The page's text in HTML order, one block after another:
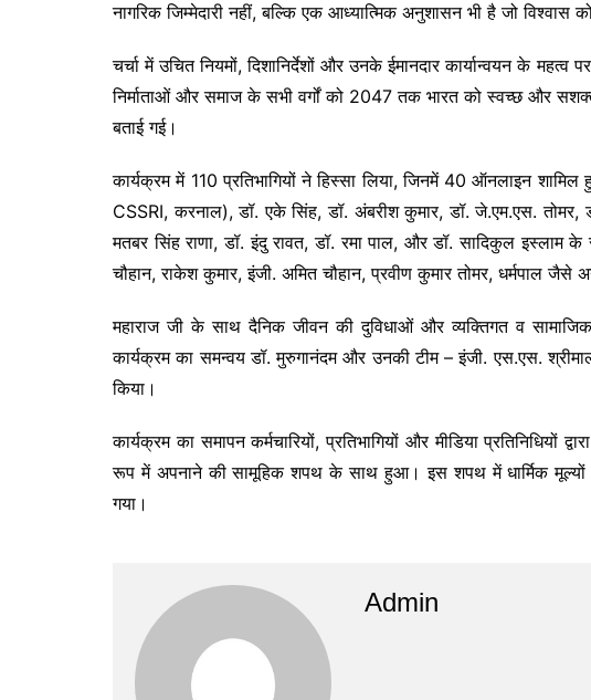
नागरिक जिम्मेदारी नहीं, बल्कि एक आध्यात्मिक अनुशासन भी है जो विश्वास
चर्चा में उचित नियमों, दिशानिर्देशों और उनके ईमानदार कार्यान्वयन के महत्व
निर्माताओं और समाज के सभी वर्गों को 2047 तक भारत को स्वच्छ और
बताई गई।
कार्यक्रम में 110 प्रतिभागियों ने हिस्सा लिया, जिनमें 40 ऑनलाइन
CSSRI, करनाल), डॉ. एके सिंह, डॉ. अंबरीश कुमार, डॉ. जे.एम.एस. तोमर,
मतबर सिंह राणा, डॉ. इंदु रावत, डॉ. रमा पाल, और डॉ. सादिकुल इस्लाम
चौहान, राकेश कुमार, इंजी. अमित चौहान, प्रवीण कुमार तोमर, धर्मपाल जैसे
महाराज जी के साथ दैनिक जीवन की दुविधाओं और व्यक्तिगत व
कार्यक्रम का समन्वय डॉ. मुरुगानंदम और उनकी टीम – इंजी. एस.एस.
किया।
कार्यक्रम का समापन कर्मचारियों, प्रतिभागियों और मीडिया
रूप में अपनाने की सामूहिक शपथ के साथ हुआ। इस शपथ में धार्मिक मूल्यों
गया।
Admin